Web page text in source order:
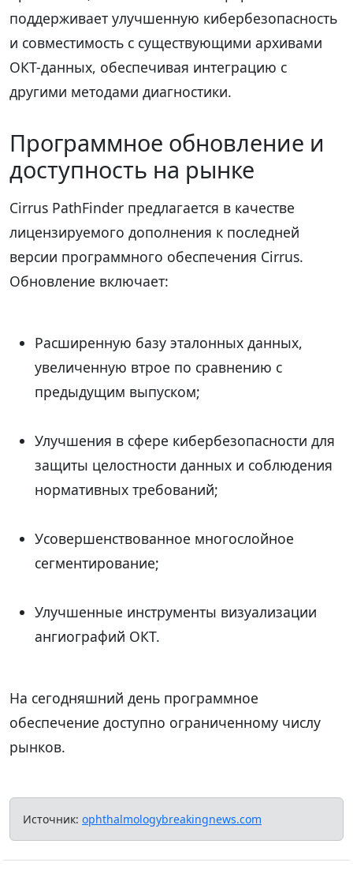
поддерживает улучшенную кибербезопасность
и совместимость с существующими архивами
ОКТ-данных, обеспечивая интеграцию с
другими методами диагностики.
Программное обновление и
доступность на рынке
Cirrus PathFinder предлагается в качестве
лицензируемого дополнения к последней
версии программного обеспечения Cirrus.
Обновление включает:
Расширенную базу эталонных данных,
увеличенную втрое по сравнению с
предыдущим выпуском;
Улучшения в сфере кибербезопасности для
защиты целостности данных и соблюдения
нормативных требований;
Усовершенствованное многослойное
сегментирование;
Улучшенные инструменты визуализации
ангиографий ОКТ.
На сегодняшний день программное
обеспечение доступно ограниченному числу
рынков.
Источник: ophthalmologybreakingnews.com